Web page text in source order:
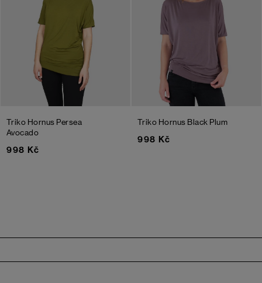
Triko Hornus Persea
Avocado
998 Kč
Triko Hornus Black Plum
998 Kč